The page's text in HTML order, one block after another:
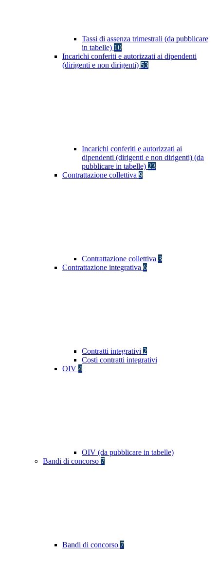
Tassi di assenza trimestrali (da pubblicare
in tabelle) 10
Incarichi conferiti e autorizzati ai dipendenti
(dirigenti e non dirigenti) 53
Incarichi conferiti e autorizzati ai
dipendenti (dirigenti e non dirigenti) (da
pubblicare in tabelle) 23
Contrattazione collettiva 9
Contrattazione collettiva 3
Contrattazione integrativa 6
Contratti integrativi 2
Costi contratti integrativi
OIV 4
OIV (da pubblicare in tabelle)
Bandi di concorso 7
Bandi di concorso 7